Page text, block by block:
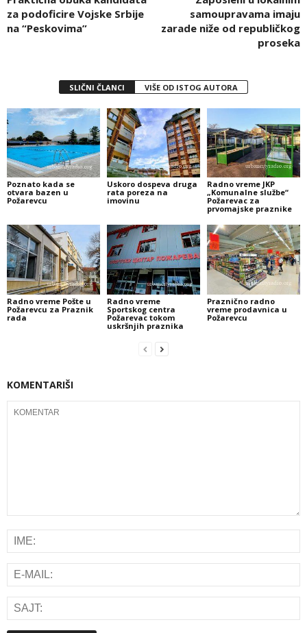
za podoficire Vojske Srbije
na “Peskovima”
samoupravama imaju
zarade niže od republičkog
proseka
SLIČNI ČLANCI VIŠE OD ISTOG AUTORA
Poznato kada se
otvara bazen u
Požarevcu
Uskoro dospeva druga
rata poreza na
imovinu
Radno vreme JKP
„Komunalne službe“
Požarevac za
prvomajske praznike
Radno vreme Pošte u
Požarevcu za Praznik
rada
Radno vreme
Sportskog centra
Požarevac tokom
uskršnjih praznika
Praznično radno
vreme prodavnica u
Požarevcu
KOMENTARIŠI